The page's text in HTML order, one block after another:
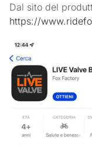
Dal sito del
https://